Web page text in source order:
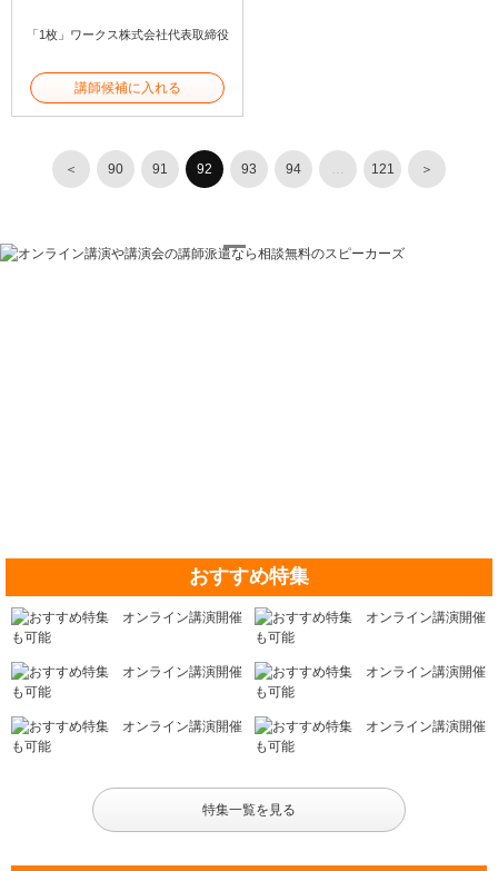
「1枚」ワークス株式会社代表取締役
講師候補に入れる
＜ 90 91 92 93 94 121 ＞
おすすめ特集
特集一覧を見る